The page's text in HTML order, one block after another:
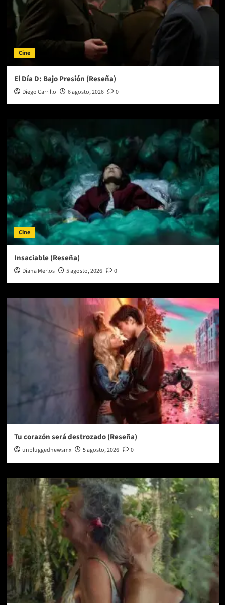
Cine
El Día D: Bajo Presión (Reseña)
Diego Carrillo 6 agosto, 2026 0
Cine
Insaciable (Reseña)
Diana Merlos 5 agosto, 2026 0
Tu corazón será destrozado (Reseña)
unpluggednewsmx 5 agosto, 2026 0